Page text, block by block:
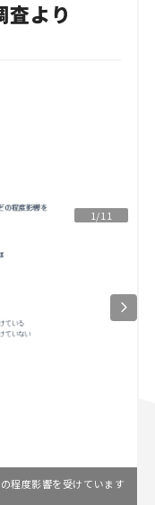
査より
1/11
程度影響を受けています